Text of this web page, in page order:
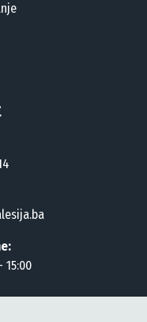
15:00